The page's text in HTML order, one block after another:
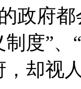
政府
度”
，却视